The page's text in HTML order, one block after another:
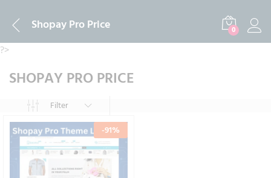
Shopay Pro Price 0
?>
SHOPAY PRO PRICE
Filter
-91%